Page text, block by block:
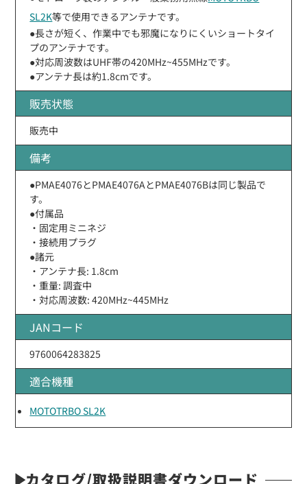
SL2K等で使用できるアンテナです。
●長さが短く、作業中でも邪魔になりにくいショートタイ
プのアンテナです。
●対応周波数はUHF帯の420MHz~455MHzです。
●アンテナ長は約1.8cmです。
販売状態
販売中
備考
●PMAE4076とPMAE4076AとPMAE4076Bは同じ製品で
す。
●付属品
・固定用ミニネジ
・接続用プラグ
●諸元
・アンテナ長: 1.8cm
・重量: 調査中
・対応周波数: 420MHz~445MHz
JANコード
9760064283825
適合機種
MOTOTRBO SL2K
カタログ/取扱説明書ダウンロード